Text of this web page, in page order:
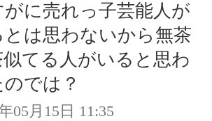
がに売れっ子芸能人が
とは思わないから無茶
てる人がいると思わ
では？
05月15日 11:35